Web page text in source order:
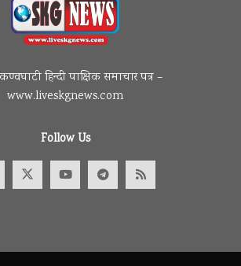
हिन्दी पाक्षिक समाचार पत्र –
www.liveskgnews.com
Follow Us